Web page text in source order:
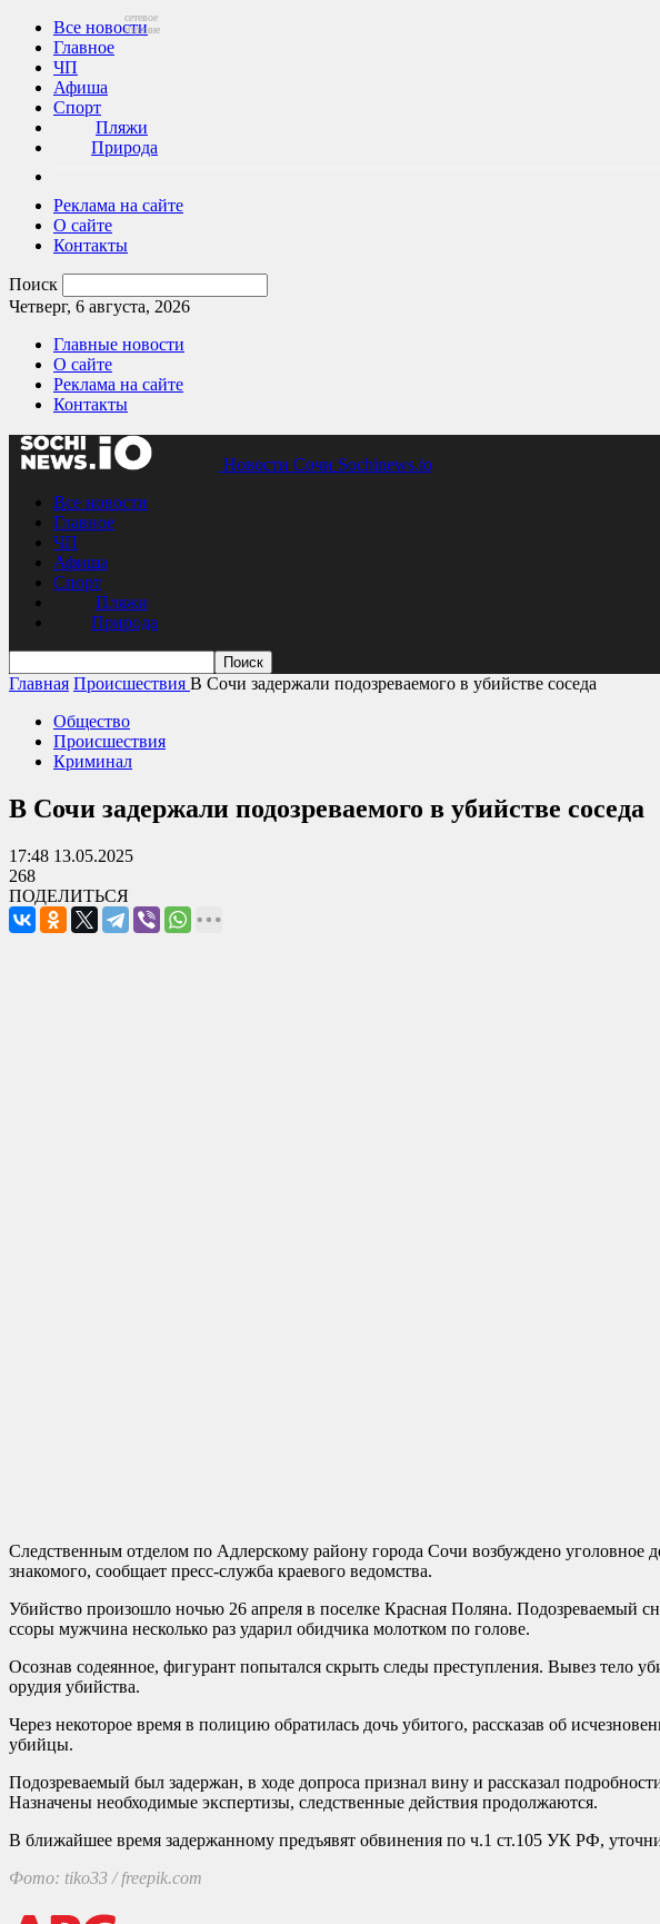
Все новости
Главное
ЧП
Афиша
Спорт
Пляжи
Природа
Реклама на сайте
О сайте
Контакты
Поиск
Четверг, 6 августа, 2026
Главные новости
О сайте
Реклама на сайте
Контакты
Новости Сочи Sochinews.io
сетевое
издание
Все новости
Главное
ЧП
Афиша
Спорт
Пляжи
Природа
Главная Происшествия В Сочи задержали подозреваемого в убийстве соседа
Общество
Происшествия
Криминал
В Сочи задержали подозреваемого в убийстве соседа
17:48 13.05.2025
268
ПОДЕЛИТЬСЯ
Следственным отделом по Адлерскому району города Сочи возбуждено
знакомого, сообщает пресс-служба краевого ведомства.
Убийство произошло ночью 26 апреля в поселке Красная Поляна. Подозреваемый
ссоры мужчина несколько раз ударил обидчика молотком по голове.
Осознав содеянное, фигурант попытался скрыть следы преступления. Вывез тело
орудия убийства.
Через некоторое время в полицию обратилась дочь убитого, рассказав об
убийцы.
Подозреваемый был задержан, в ходе допроса признал вину и рассказал
Назначены необходимые экспертизы, следственные действия продолжаются.
В ближайшее время задержанному предъявят обвинения по ч.1 ст.105 УК РФ,
Фото: tiko33 / freepik.com